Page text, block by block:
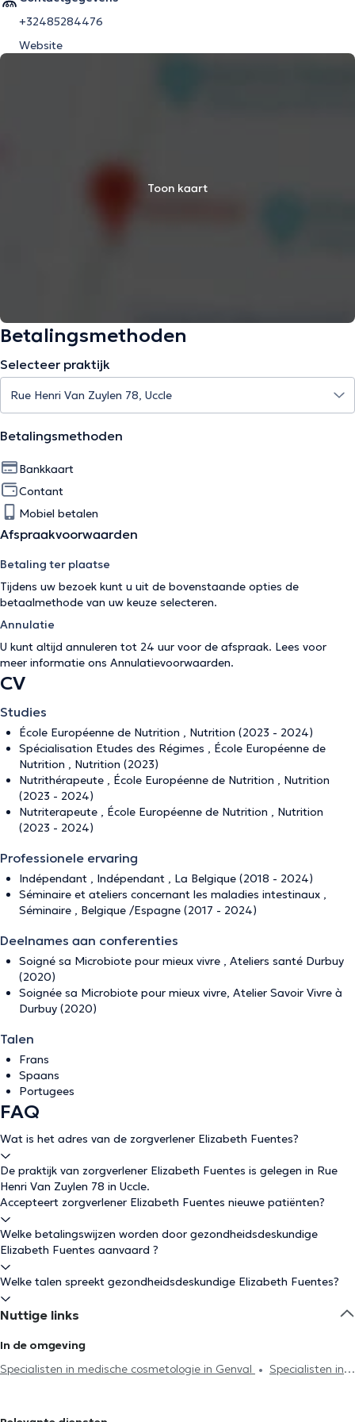
+32485284476
Website
Toon kaart
Betalingsmethoden
Selecteer praktijk
Betalingsmethoden
Bankkaart
Contant
Mobiel betalen
Afspraakvoorwaarden
Betaling ter plaatse
Tijdens uw bezoek kunt u uit de bovenstaande opties de
betaalmethode van uw keuze selecteren.
Annulatie
U kunt altijd annuleren tot 24 uur voor de afspraak. Lees voor
meer informatie ons Annulatievoorwaarden.
CV
Studies
École Européenne de Nutrition , Nutrition (2023 - 2024)
Spécialisation Etudes des Régimes , École Européenne de
Nutrition , Nutrition (2023)
Nutrithérapeute , École Européenne de Nutrition , Nutrition
(2023 - 2024)
Nutriterapeute , École Européenne de Nutrition , Nutrition
(2023 - 2024)
Professionele ervaring
Indépendant , Indépendant , La Belgique (2018 - 2024)
Séminaire et ateliers concernant les maladies intestinaux ,
Séminaire , Belgique /Espagne (2017 - 2024)
Deelnames aan conferenties
Soigné sa Microbiote pour mieux vivre , Ateliers santé Durbuy
(2020)
Soignée sa Microbiote pour mieux vivre, Atelier Savoir Vivre à
Durbuy (2020)
Talen
Frans
Spaans
Portugees
FAQ
Wat is het adres van de zorgverlener Elizabeth Fuentes?
De praktijk van zorgverlener Elizabeth Fuentes is gelegen in Rue
Henri Van Zuylen 78 in Uccle.
Accepteert zorgverlener Elizabeth Fuentes nieuwe patiënten?
Welke betalingswijzen worden door gezondheidsdeskundige
Elizabeth Fuentes aanvaard ?
Welke talen spreekt gezondheidsdeskundige Elizabeth Fuentes?
Nuttige links
In de omgeving
Specialisten in medische cosmetologie in Genval
Specialisten in